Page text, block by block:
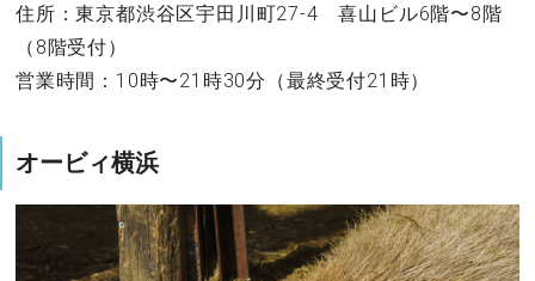
住所：東京都渋谷区宇田川町27-4 喜山ビル6階〜8階
（8階受付）
営業時間：10時〜21時30分（最終受付21時）
オービィ横浜